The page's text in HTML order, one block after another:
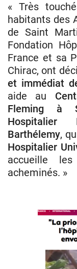
« Très
habitants des
de Saint
Fondation
France et sa
Chirac, ont
et immédiat
aide au
Fleming à
Hospitalier
Barthélemy,
Hospitalier
accueille
acheminés. »